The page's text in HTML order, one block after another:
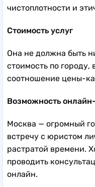
чистоплотности и
Стоимость услуг
Она не должна быть
стоимость по городу,
соотношение цены-
Возможность
Москва — огромный
встречу с юристом
растратой времени.
проводить
онлайн.